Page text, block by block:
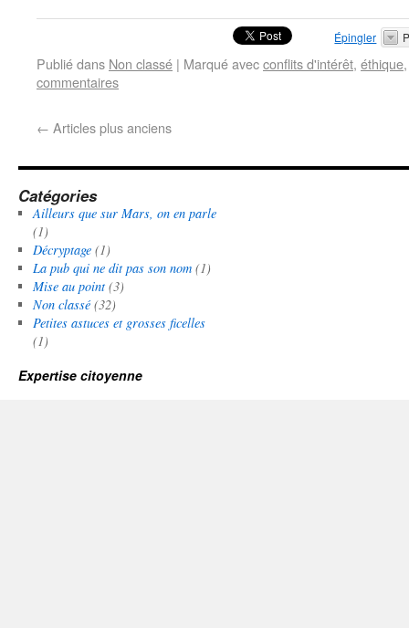
Épingler
Publié dans Non classé | Marqué avecconflits d'intérêt, éthique
commentaires
← Articles plus anciens
Catégories
Ailleurs que sur Mars, on en parle
(1)
Décryptage(1)
La pub qui ne dit pas son nom(1)
Mise au point(3)
Non classé(32)
Petites astuces et grosses ficelles
(1)
Expertise citoyenne